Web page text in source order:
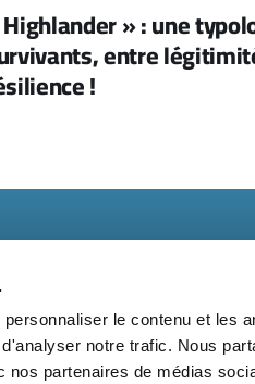
le contenu et les
notre trafic. Nous
nos partenaires de médias
» : une
entre
!
média Nos partenaires Qui